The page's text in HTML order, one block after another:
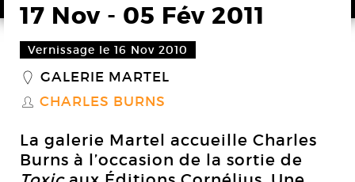
17 Nov - 05 Fév 2011
Vernissage le 16 Nov 2010
_ GALERIE MARTEL
S CHARLES BURNS
La galerie Martel accueille Charles
Burns à l’occasion de la sortie de